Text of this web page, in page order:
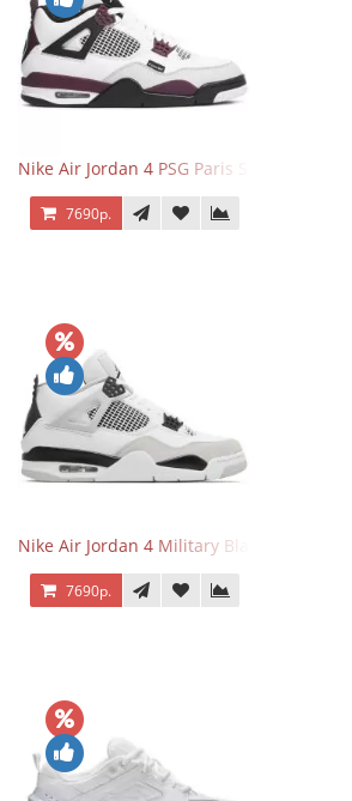
Nike Air Jordan 4 PSG Paris Saint Germain
7690р.
Nike Air Jordan 4 Military Black
7690р.